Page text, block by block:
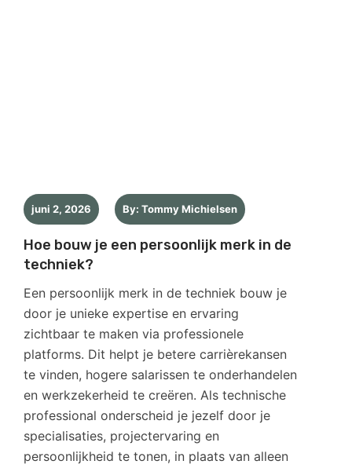
juni 2, 2026 By: Tommy Michielsen
Hoe bouw je een persoonlijk merk in de
techniek?
Een persoonlijk merk in de techniek bouw je
door je unieke expertise en ervaring
zichtbaar te maken via professionele
platforms. Dit helpt je betere carrièrekansen
te vinden, hogere salarissen te onderhandelen
en werkzekerheid te creëren. Als technische
professional onderscheid je jezelf door je
specialisaties, projectervaring en
persoonlijkheid te tonen, in plaats van alleen